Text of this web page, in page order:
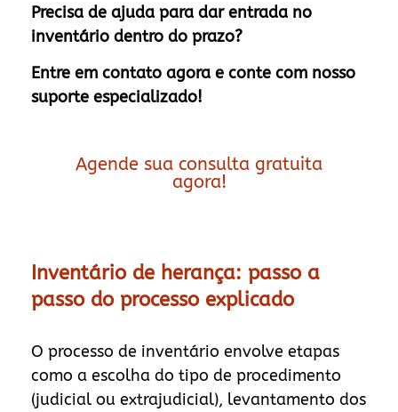
Precisa de ajuda para dar entrada no
inventário dentro do prazo?
Entre em contato agora e conte com nosso
suporte especializado!
Agende sua consulta gratuita
agora!
Inventário de herança: passo a
passo do processo explicado
O processo de inventário envolve etapas
como a escolha do tipo de procedimento
(judicial ou extrajudicial), levantamento dos